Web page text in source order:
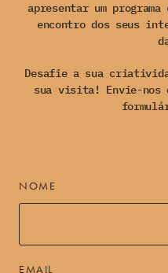
apresentar um
encontro dos seus
Desafie a sua
sua visita! Envie-nos
NOME
EMAIL